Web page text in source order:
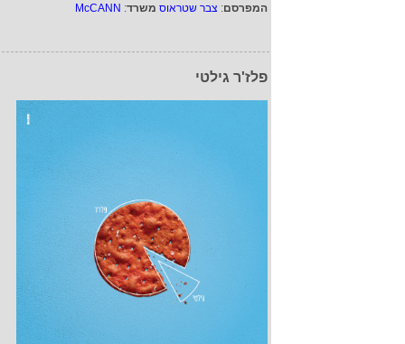
המפרסם: צבר שטראוס משרד:
McCANN
פלז'ר גילטי